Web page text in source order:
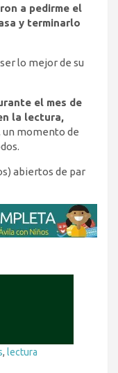
a pedirme el
y terminarlo
lo mejor de su
el mes de
la lectura,
un momento de
abiertos de par
, lectura